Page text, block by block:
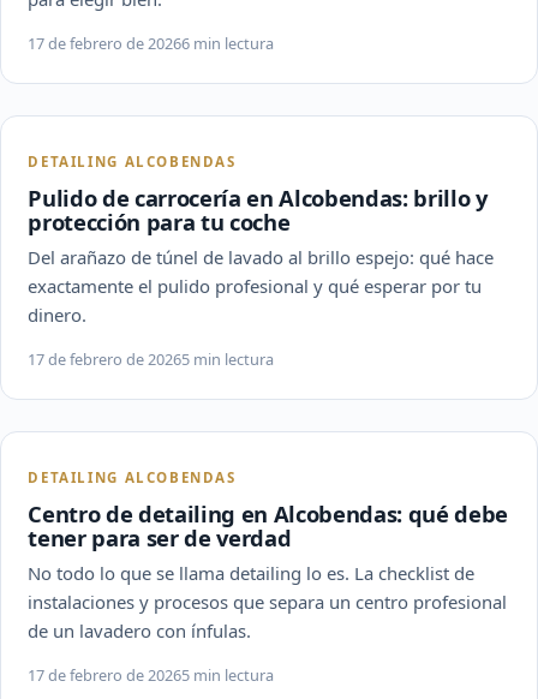
17 de febrero de 20266 min lectura
DETAILING ALCOBENDAS
Pulido de carrocería en Alcobendas: brillo y
protección para tu coche
Del arañazo de túnel de lavado al brillo espejo: qué hace
exactamente el pulido profesional y qué esperar por tu
dinero.
17 de febrero de 20265 min lectura
DETAILING ALCOBENDAS
Centro de detailing en Alcobendas: qué debe
tener para ser de verdad
No todo lo que se llama detailing lo es. La checklist de
instalaciones y procesos que separa un centro profesional
de un lavadero con ínfulas.
17 de febrero de 20265 min lectura